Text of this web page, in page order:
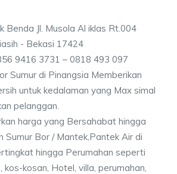
Benda Jl. Musola Al iklas Rt.004
- Bekasi 17424
9416 3731 – 0818 493 097
Sumur di Pinangsia Memberikan
untuk kedalaman yang Max simal
pelanggan.
harga yang Bersahabat hingga
Sumur Bor / Mantek,Pantek Air di
hingga Perumahan seperti
kosan, Hotel, villa, perumahan,